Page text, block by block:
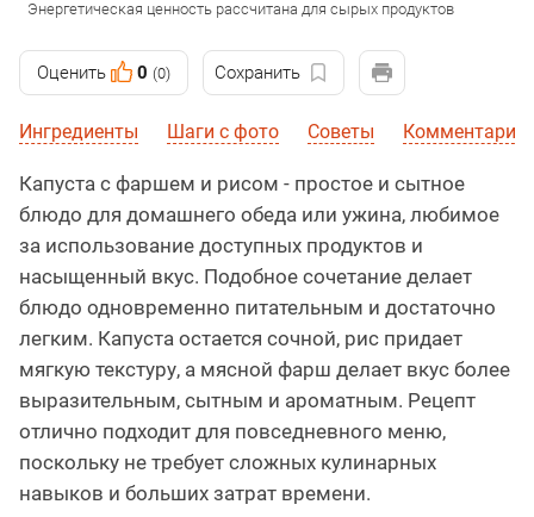
Энергетическая ценность рассчитана для сырых продуктов
Оценить 0 (0) Сохранить
Ингредиенты Шаги с фото Советы Комментарии
Капуста с фаршем и рисом - простое и сытное
блюдо для домашнего обеда или ужина, любимое
за использование доступных продуктов и
насыщенный вкус. Подобное сочетание делает
блюдо одновременно питательным и достаточно
легким. Капуста остается сочной, рис придает
мягкую текстуру, а мясной фарш делает вкус более
выразительным, сытным и ароматным. Рецепт
отлично подходит для повседневного меню,
поскольку не требует сложных кулинарных
навыков и больших затрат времени.